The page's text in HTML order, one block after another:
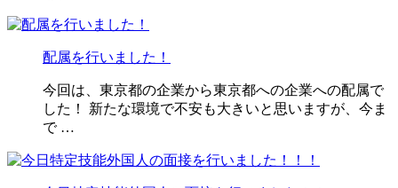
配属を行いました！
今回は、東京都の企業から東京都への企業への配属で
した！ 新たな環境で不安も大きいと思いますが、今ま
で …